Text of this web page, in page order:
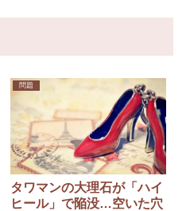
問題
タワマンの大理石が「ハイ
ヒール」で陥没…空いた穴